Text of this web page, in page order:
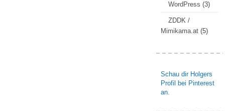
WordPress (3)
ZDDK /
Mimikama.at (5)
Schau dir Holgers
Profil bei Pinterest
an.